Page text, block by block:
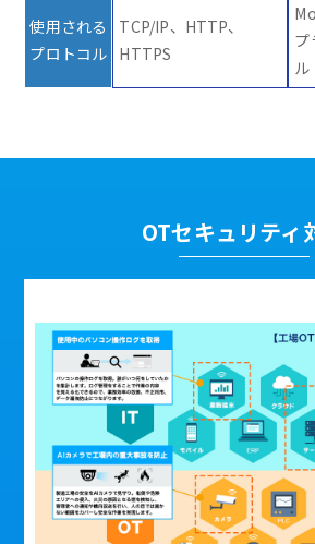
使用される
プロトコル
TCP/IP、HTTP、
HTTPS
プ
ル
OTセキュリティ